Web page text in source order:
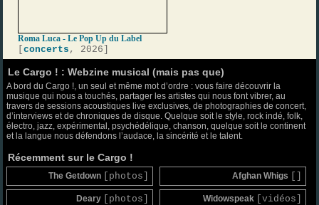
Roma Luca - Le Pop Up du Label
[concerts , 2026]
Le Cargo ! : Webzine musical (mais pas que)
A bord du Cargo !, un seul et même mot d’ordre : vous faire découvrir la
musique qui nous a touchés, partager les artistes qui nous font vibrer, au
travers de sessions acoustiques live exclusives, de photographies de concert,
d’interviews et de chroniques de disque. Quelque soit le style, rock indé, folk,
électro, jazz, expérimental, psychédélique, chanson, quelque soit le continent
et la langue nous défendons l’audace, la sincérité et le talent.
Récemment sur le Cargo !
The Getdown [photos] Afghan Whigs
Deary [photos] Widowspeak [vidéos]